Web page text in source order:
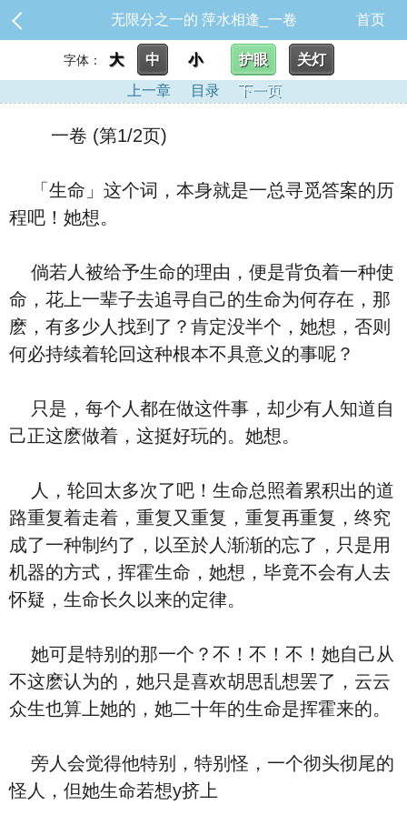
无限分之一的 萍水相逢_一卷 首页
字体： 大 中 小 护眼
关灯
上一章
目录 下一页
一卷 (第1/2页)
「生命」这个词，本身就是一总寻觅答案的历
程吧！她想。
倘若人被给予生命的理由，便是背负着一种使
命，花上一辈子去追寻自己的生命为何存在，那
麽，有多少人找到了？肯定没半个，她想，否则
何必持续着轮回这种根本不具意义的事呢？
只是，每个人都在做这件事，却少有人知道自
己正这麽做着，这挺好玩的。她想。
人，轮回太多次了吧！生命总照着累积出的道
路重复着走着，重复又重复，重复再重复，终究
成了一种制约了，以至於人渐渐的忘了，只是用
机器的方式，挥霍生命，她想，毕竟不会有人去
怀疑，生命长久以来的定律。
她可是特别的那一个？不！不！不！她自己从
不这麽认为的，她只是喜欢胡思乱想罢了，云云
众生也算上她的，她二十年的生命是挥霍来的。
旁人会觉得他特别，特别怪，一个彻头彻尾的
怪人，但她生命若想y挤上